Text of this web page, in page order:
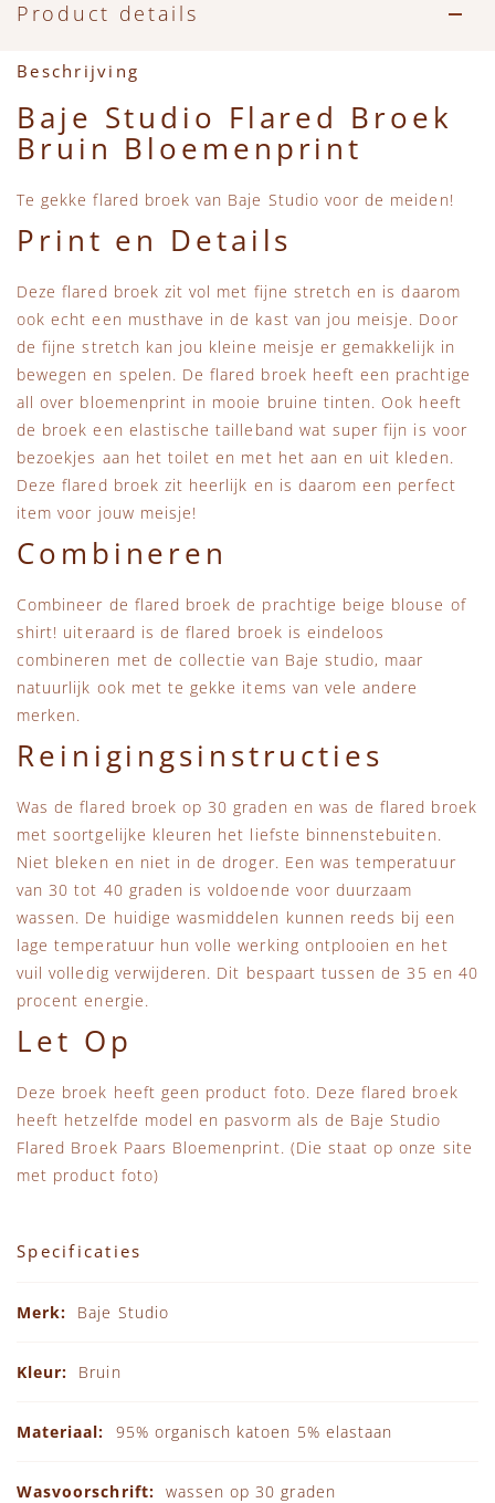
Accessoires
Zwemkleding
Zwemkleding
Feestkleding
Speelgoed
Beren, Speendoekjes en Knuffeldoekjes
Tassen
Verzorgingsproducten
Beren
MarMar Copenhagen
Mini Rodini
+1 in the family
New Balance
Piupiuchick
Play Up
Sproet & Sprout
Tiny Cottons
Product details
Beschrijving
Baje Studio Flared Broek
Bruin Bloemenprint
Te gekke flared broek van Baje Studio voor de meiden!
Print en Details
Deze flared broek zit vol met fijne stretch en is daarom
ook echt een musthave in de kast van jou meisje. Door
de fijne stretch kan jou kleine meisje er gemakkelijk in
bewegen en spelen. De flared broek heeft een prachtige
all over bloemenprint in mooie bruine tinten. Ook heeft
de broek een elastische tailleband wat super fijn is voor
bezoekjes aan het toilet en met het aan en uit kleden.
Deze flared broek zit heerlijk en is daarom een perfect
item voor jouw meisje!
Combineren
Combineer de flared broek de prachtige beige blouse of
shirt! uiteraard is de flared broek is eindeloos
combineren met de collectie van Baje studio, maar
natuurlijk ook met te gekke items van vele andere
merken.
Reinigingsinstructies
Was de flared broek op 30 graden en was de flared broek
met soortgelijke kleuren het liefste binnenstebuiten.
Niet bleken en niet in de droger. Een was temperatuur
van 30 tot 40 graden is voldoende voor duurzaam
wassen. De huidige wasmiddelen kunnen reeds bij een
lage temperatuur hun volle werking ontplooien en het
vuil volledig verwijderen. Dit bespaart tussen de 35 en 40
procent energie.
Let Op
Deze broek heeft geen product foto. Deze flared broek
heeft hetzelfde model en pasvorm als de Baje Studio
Flared Broek Paars Bloemenprint. (Die staat op onze site
met product foto)
Specificaties
Baje Studio
Bruin
95% organisch katoen 5% elastaan
wassen op 30 graden